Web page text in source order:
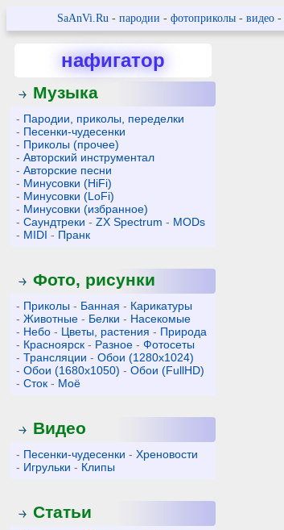
SaAnVi.Ru- пародии - фотоприколы- видео-
нафигатор
Музыка
- Пародии, приколы, переделки
- Песенки-чудесенки
- Приколы (прочее)
-Авторский инструментал
-Авторские песни
- Минусовки (HiFi)
- Минусовки (LoFi)
- Минусовки (избранное)
-Саундтреки -ZX Spectrum - MODs
- MIDI - Пранк
Фото, рисунки
- Приколы - Банная - Карикатуры
-Животные - Белки - Насекомые
- Небо - Цветы, растения - Природа
- Красноярск - Разное -Фотосеты
-Трансляции -Обои (1280x1024)
-Обои (1680x1050) -Обои (FullHD)
-Сток - Моё
Видео
- Песенки-чудесенки -Хреновости
- Игрульки - Клипы
Статьи